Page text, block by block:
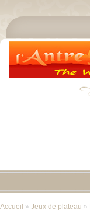
Accueil » Jeux de plateau »